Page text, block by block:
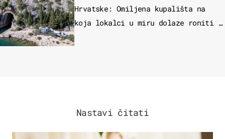
Hrvatske: Omiljena kupališta na
koja lokalci u miru dolaze roniti i
Nastavi čitati